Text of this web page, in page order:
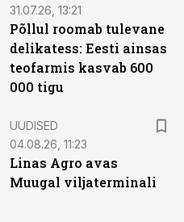
31.07.26, 13:21
Põllul roomab tulevane
delikatess: Eesti ainsas
teofarmis kasvab 600
000 tigu
UUDISED
04.08.26, 11:23
Linas Agro avas
Muugal viljaterminali